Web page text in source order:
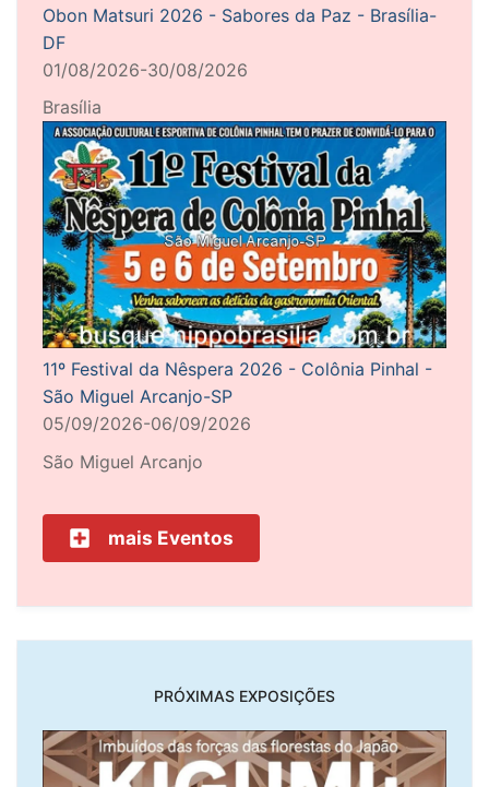
Obon Matsuri 2026 - Sabores da Paz - Brasília-
DF
01/08/2026-30/08/2026
Brasília
11º Festival da Nêspera 2026 - Colônia Pinhal -
São Miguel Arcanjo-SP
05/09/2026-06/09/2026
São Miguel Arcanjo
mais Eventos
PRÓXIMAS EXPOSIÇÕES